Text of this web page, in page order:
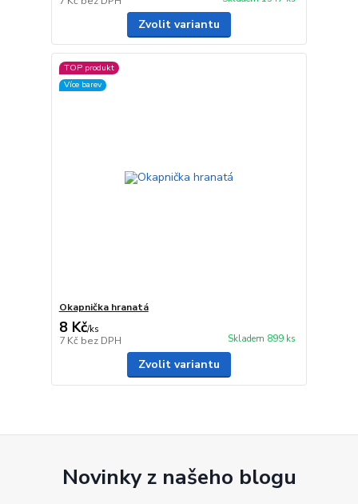
Zvolit variantu
TOP produkt
Více barev
Okapnička hranatá
8 Kč/ks
7 Kč bez DPH Skladem 899 ks
Zvolit variantu
Novinky z našeho blogu